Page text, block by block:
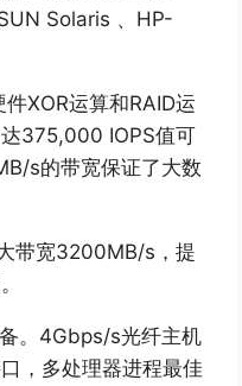
Solaris 、 HP-
件XOR运算和RAID运
375,000 IOPS值可
s的带宽保证了大数
带宽3200MB/s ，提
。 4Gbps/s光纤主机
，多处理器进程最佳